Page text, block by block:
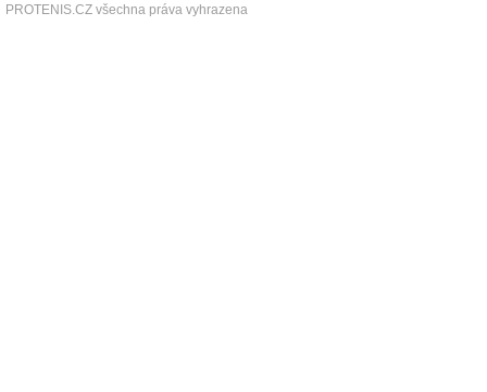
PROTENIS.CZ všechna práva vyhrazena